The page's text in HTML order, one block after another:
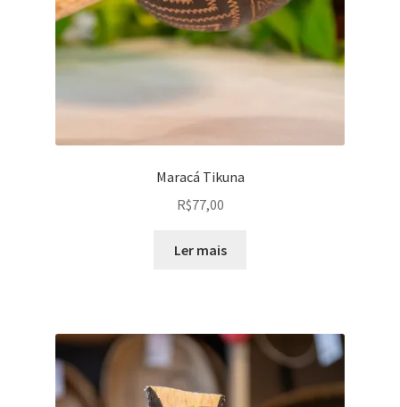
Maracá Tikuna
R$77,00
Ler mais